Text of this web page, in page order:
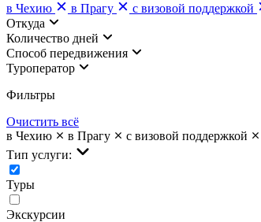
в Чехию
в Прагу
с визовой поддержкой
Откуда
Количество дней
Cпособ передвижения
Туроператор
Фильтры
Очистить всё
в Чехию
в Прагу
с визовой поддержкой
Тип услуги:
Туры
Экскурсии